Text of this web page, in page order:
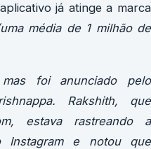
já atinge a marca
média de 1 milhão de
foi anunciado pelo
Rakshith, que
estava rastreando a
Instagram e notou que